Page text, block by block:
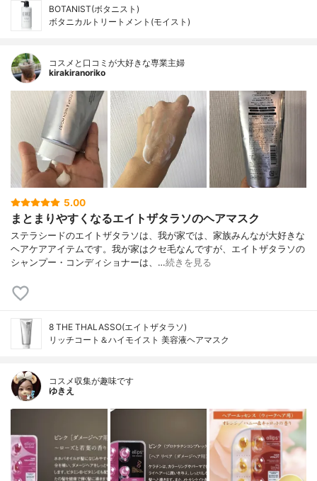
BOTANIST(ボタニスト)
ボタニカルトリートメント(モイスト)
コスメと口コミが大好きな専業主婦
kirakiranoriko
5.00
まとまりやすくなるエイトザタラソのヘアマスク
ステラシードのエイトザタラソは、我が家では、家族みんなが大好きな
ヘアケアアイテムです。我が家はクセ毛なんですが、エイトザタラソの
シャンプー・コンディショナーは、…続きを見る
8 THE THALASSO(エイトザタラソ)
リッチコート＆ハイモイスト 美容液ヘアマスク
コスメ収集が趣味です
ゆきえ